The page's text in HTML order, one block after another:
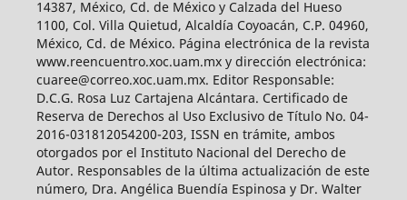
14387, México, Cd. de México y Calzada del Hueso
1100, Col. Villa Quietud, Alcaldía Coyoacán, C.P. 04960,
México, Cd. de México. Página electrónica de la revista
www.reencuentro.xoc.uam.mx y dirección electrónica:
cuaree@correo.xoc.uam.mx. Editor Responsable:
D.C.G. Rosa Luz Cartajena Alcántara. Certificado de
Reserva de Derechos al Uso Exclusivo de Título No. 04-
2016-031812054200-203, ISSN en trámite, ambos
otorgados por el Instituto Nacional del Derecho de
Autor. Responsables de la última actualización de este
número, Dra. Angélica Buendía Espinosa y Dr. Walter